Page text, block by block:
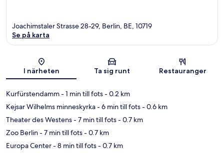
Karta
Joachimstaler Strasse 28-29, Berlin, BE, 10719
Se på karta
I närheten Ta sig runt Restauranger
Kurfürstendamm- 1 min till fots- 0.2 km
Kejsar Wilhelms minneskyrka- 6 min till fots- 0.6 km
Theater des Westens- 7 min till fots- 0.7 km
Zoo Berlin- 7 min till fots- 0.7 km
Europa Center- 8 min till fots- 0.7 km